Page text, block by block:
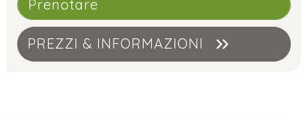
Prenotare
PREZZI & INFORMAZIONI